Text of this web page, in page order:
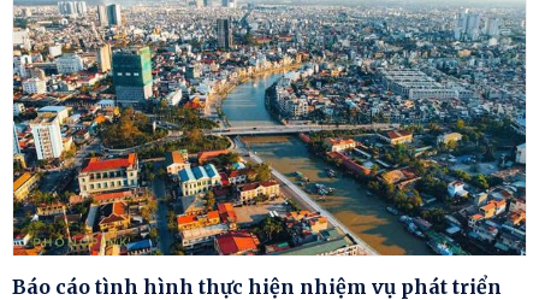
Báo cáo tình hình thực hiện nhiệm vụ phát triển